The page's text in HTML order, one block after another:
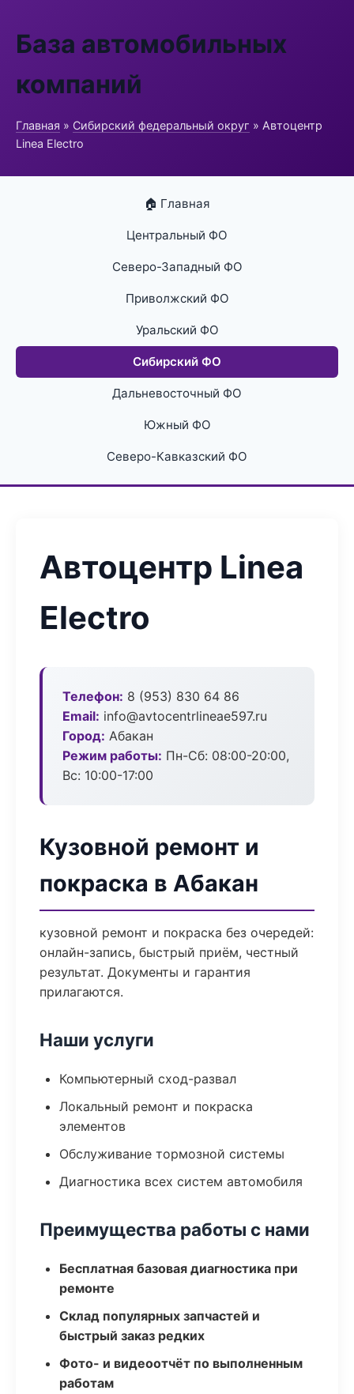
База автомобильных
компаний
Главная » Сибирский федеральный округ » Автоцентр
Linea Electro
🏠 Главная
Центральный ФО
Северо-Западный ФО
Приволжский ФО
Уральский ФО
Сибирский ФО
Дальневосточный ФО
Южный ФО
Северо-Кавказский ФО
Автоцентр Linea
Electro
Телефон: 8 (953) 830 64 86
Email: info@avtocentrlineae597.ru
Город: Абакан
Режим работы: Пн-Сб: 08:00-20:00,
Вс: 10:00-17:00
Кузовной ремонт и
покраска в Абакан
кузовной ремонт и покраска без очередей:
онлайн-запись, быстрый приём, честный
результат. Документы и гарантия
прилагаются.
Наши услуги
Компьютерный сход-развал
Локальный ремонт и покраска
элементов
Обслуживание тормозной системы
Диагностика всех систем автомобиля
Преимущества работы с нами
Бесплатная базовая диагностика при
ремонте
Склад популярных запчастей и
быстрый заказ редких
Фото- и видеоотчёт по выполненным
работам